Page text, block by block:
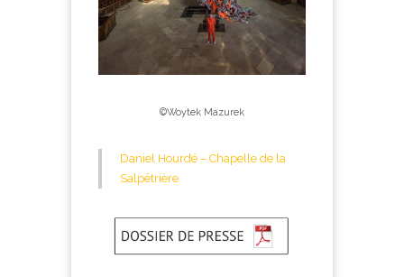
©Woytek Mazurek
Daniel Hourdé – Chapelle de la
Salpêtrière